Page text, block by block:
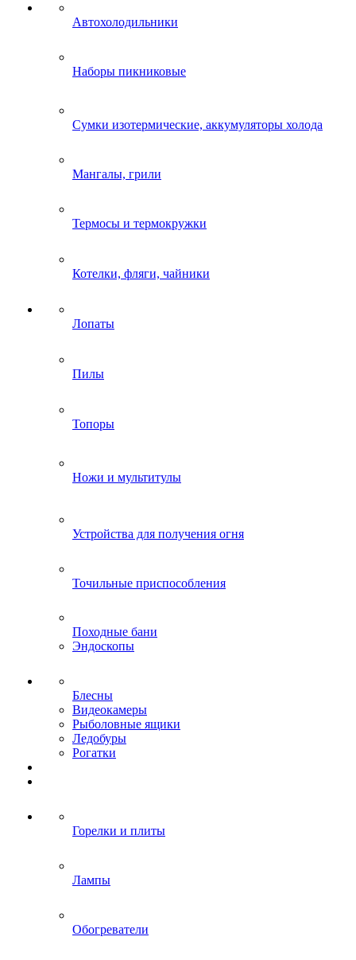
Автохолодильники
Наборы пикниковые
Сумки изотермические, аккумуляторы холода
Мангалы, грили
Термосы и термокружки
Котелки, фляги, чайники
Лопаты
Пилы
Топоры
Ножи и мультитулы
Устройства для получения огня
Точильные приспособления
Походные бани
Эндоскопы
Блесны
Видеокамеры
Рыболовные ящики
Ледобуры
Рогатки
Горелки и плиты
Лампы
Обогреватели